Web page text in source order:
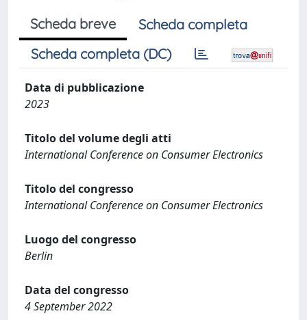
Scheda breve
Scheda completa
Scheda completa (DC)
Data di pubblicazione
2023
Titolo del volume degli atti
International Conference on Consumer Electronics
Titolo del congresso
International Conference on Consumer Electronics
Luogo del congresso
Berlin
Data del congresso
4 September 2022